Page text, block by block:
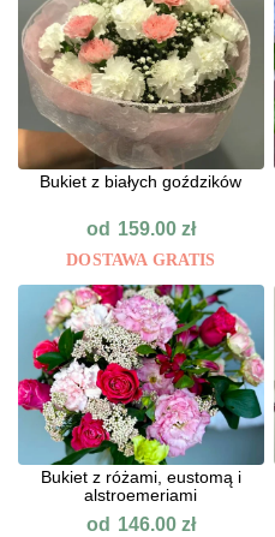
Bukiet z białych goździków
od 159.00 zł
DOSTAWA GRATIS
Bukiet z różami, eustomą i
alstroemeriami
od 146.00 zł